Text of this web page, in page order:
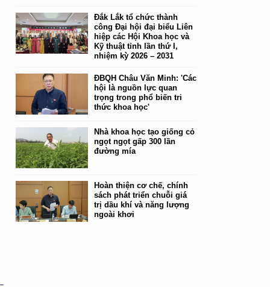
Đắk Lắk tổ chức thành
công Đại hội đại biểu Liên
hiệp các Hội Khoa học và
Kỹ thuật tỉnh lần thứ I,
nhiệm kỳ 2026 – 2031
ĐBQH Châu Văn Minh: 'Các
hội là nguồn lực quan
trọng trong phổ biến tri
thức khoa học'
Nhà khoa học tạo giống cỏ
ngọt ngọt gấp 300 lần
đường mía
Hoàn thiện cơ chế, chính
sách phát triển chuỗi giá
trị dầu khí và năng lượng
ngoài khơi